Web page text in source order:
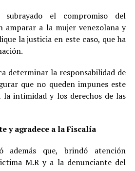
el compromiso del
amparar a la mujer venezolana y
la justicia en este caso, que ha
determinar la responsabilidad de
que no queden impunes este
intimidad y los derechos de las
y agradece a la Fiscalía
además que, brindó atención
M.R y a la denunciante del